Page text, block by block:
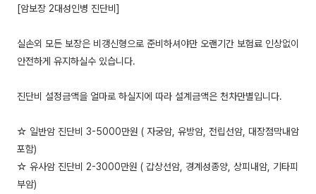
[암보장 2대성인병 진단비]
실손외 모든 보장은 비갱신형으로 준비하셔야만 오랜기간 보험료 인상없이
안전하게 유지하실수 있습니다.
진단비 설정금액을 얼마로 하실지에 따라 설계금액은 천차만별입니다.
☆ 일반암 진단비 3-5000만원 ( 자궁암, 유방암, 전립선암, 대장점막내암
포함)
☆ 유사암 진단비 2-3000만원 ( 갑상선암, 경계성종양, 상피내암, 기타피
부암)